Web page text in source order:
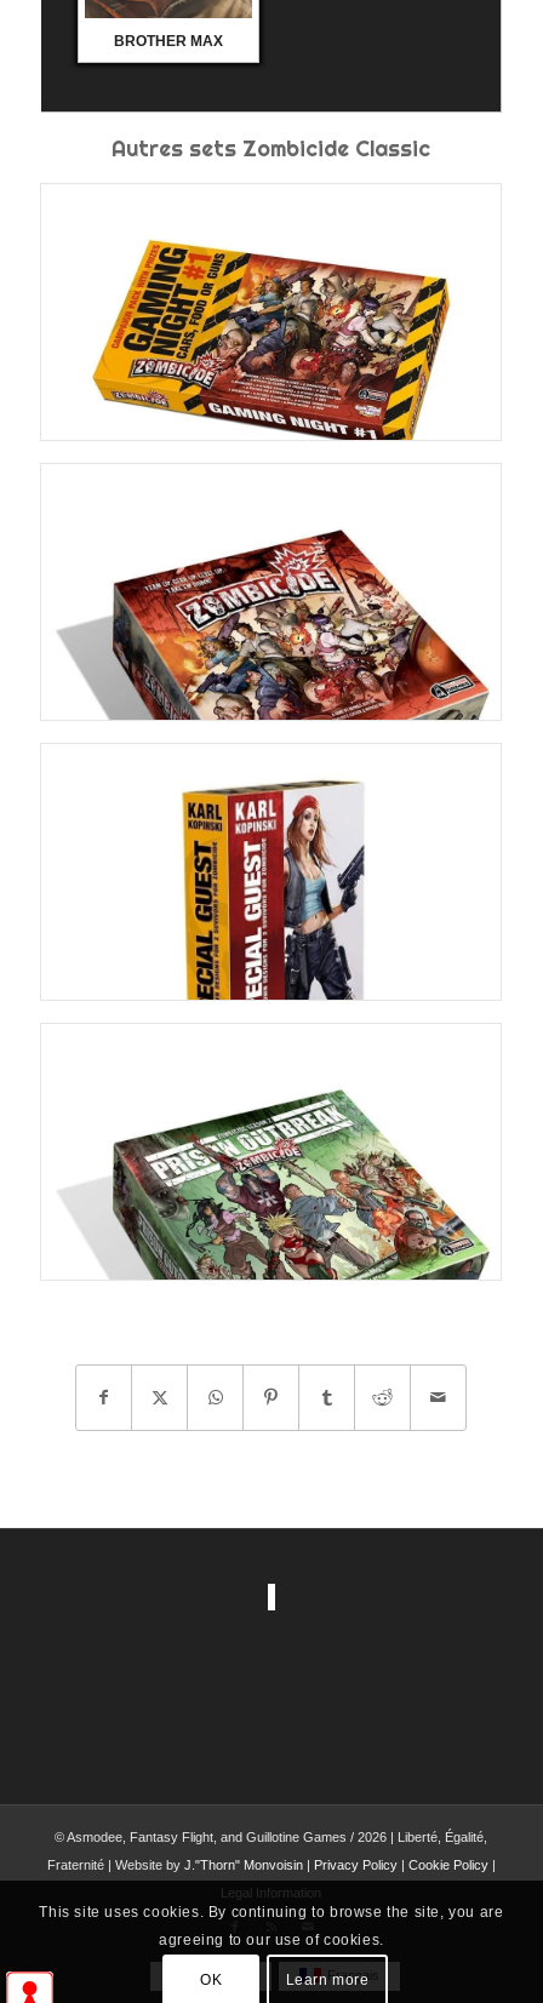
BROTHER MAX
Autres sets Zombicide Classic
© Asmodee, Fantasy Flight, and Guillotine Games / 2026 | Liberté, Égalité,
Fraternité | Website by J."Thorn" Monvoisin| Privacy Policy| Cookie Policy|
Legal Information
English Français
This site uses cookies. By continuing to browse the site, you are
agreeing to our use of cookies.
OK Learn more